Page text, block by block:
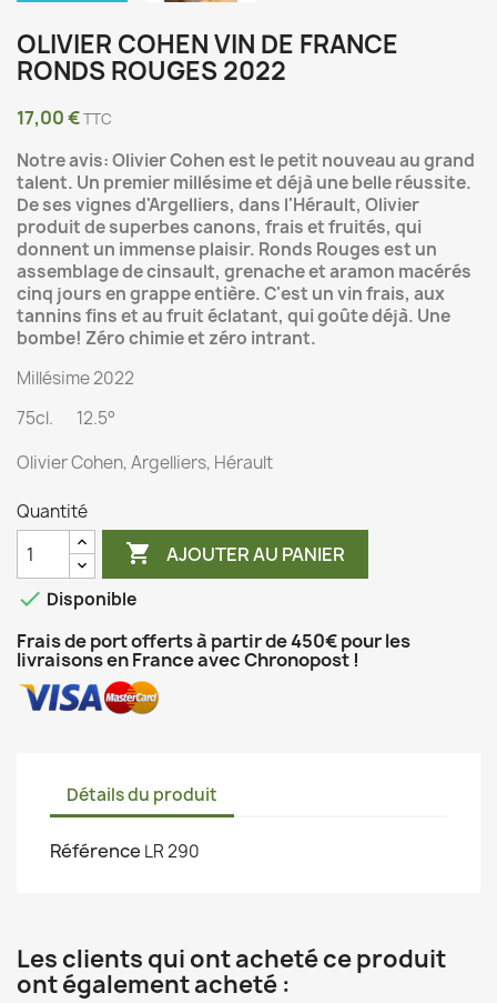
OLIVIER COHEN VIN DE FRANCE
RONDS ROUGES 2022
17,00 €TTC
Notre avis: Olivier Cohen est le petit nouveau au grand
talent. Un premier millésime et déjà une belle réussite.
De ses vignes d'Argelliers, dans l'Hérault, Olivier
produit de superbes canons, frais et fruités, qui
donnent un immense plaisir. Ronds Rouges est un
assemblage de cinsault, grenache et aramon macérés
cinq jours en grappe entière. C'est un vin frais, aux
tannins fins et au fruit éclatant, qui goûte déjà. Une
bombe! Zéro chimie et zéro intrant.
Millésime 2022
75cl. 12.5°
Olivier Cohen, Argelliers, Hérault
Quantité
 AJOUTER AU PANIER
 Disponible
Frais de port offerts à partir de 450€ pour les
livraisons en France avec Chronopost !
Détails du produit
Référence LR 290
Les clients qui ont acheté ce produit
ont également acheté :